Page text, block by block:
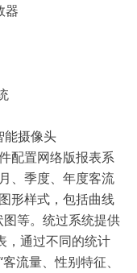
器
能摄像头
配置网络版报表系
、季度、年度客流
形样式，包括曲线
等。统过系统提供
，通过不同的统计
流量、性别特征、